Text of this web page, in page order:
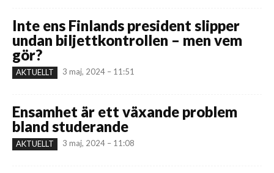
Inte ens Finlands president slipper
undan biljettkontrollen – men vem
gör?
AKTUELLT 3 maj, 2024 – 11:51
Ensamhet är ett växande problem
bland studerande
AKTUELLT 3 maj, 2024 – 11:08